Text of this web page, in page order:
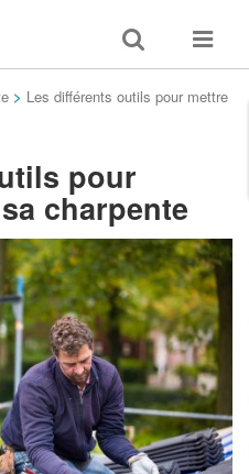
Toggle
search
Toggle
> Les différents outils pour mettre
pour
charpente